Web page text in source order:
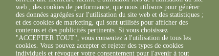
2, Esplanade Roland
Garros
51 100 REIMS
web ; des cookies de performance, que nous utilisons pour générer
des données agrégées sur l'utilisation du site web et des statistiques ;
et des cookies de marketing, qui sont utilisés pour afficher des
contenus et des publicités pertinents. Si vous choisissez
"ACCEPTER TOUT", vous consentez à l'utilisation de tous les
cookies. Vous pouvez accepter et rejeter des types de cookies
individuels et révoquer votre consentement pour l'avenir à tout